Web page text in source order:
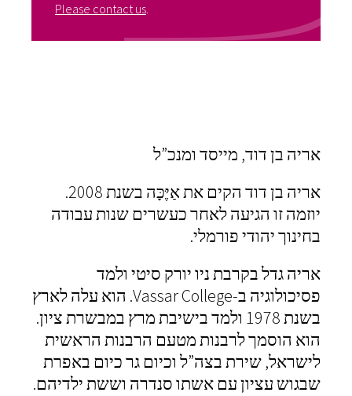
Please contact us.
אריה בן דוד, מייסד ומנכ”ל
אריה בן דוד הקים את אַיֶּכָּה בשנת 2008.
יוזמה זו הגיעה לאחר כעשרים שנות עבודה
בחינוך יהודי פורמלי.
אריה גדל בקרבת ניו יורק סיטי ולמד
פסיכולוגיה ב-Vassar College. הוא עלה לארץ
בשנת 1978 ולמד בישיבת מרץ במבשרת ציון.
הוא הוסמך לרבנות מטעם הרבנות הראשית
לישראל, שירת בצה”ל וכיום גר כיום באפרת
שבגוש עציון עם אשתו סנדרה וששת ילדיהם.